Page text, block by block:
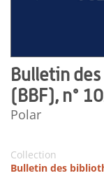
Bulletin
(BBF), n°
Polar
Collection
Bulletin des